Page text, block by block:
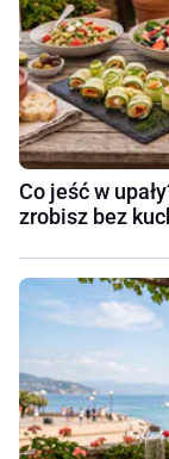
Co jeść w
zrobisz bez